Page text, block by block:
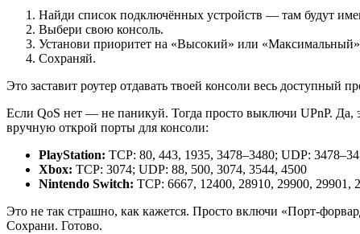
Найди список подключённых устройств — там будут
Выбери свою консоль.
Установи приоритет на «Высокий» или
Сохраняй.
Это заставит роутер отдавать твоей консоли весь доступный
Если QoS нет — не паникуй. Тогда просто выключи UPnP. Да,
вручную открой порты для консоли:
PlayStation: TCP: 80, 443, 1935, 3478–3480; UDP:
Xbox: TCP: 3074; UDP: 88, 500, 3074, 3544, 4500
Nintendo Switch: TCP: 6667, 12400, 28910, 29900, 29901,
Это не так страшно, как кажется. Просто включи «Порт-
Сохрани. Готово.